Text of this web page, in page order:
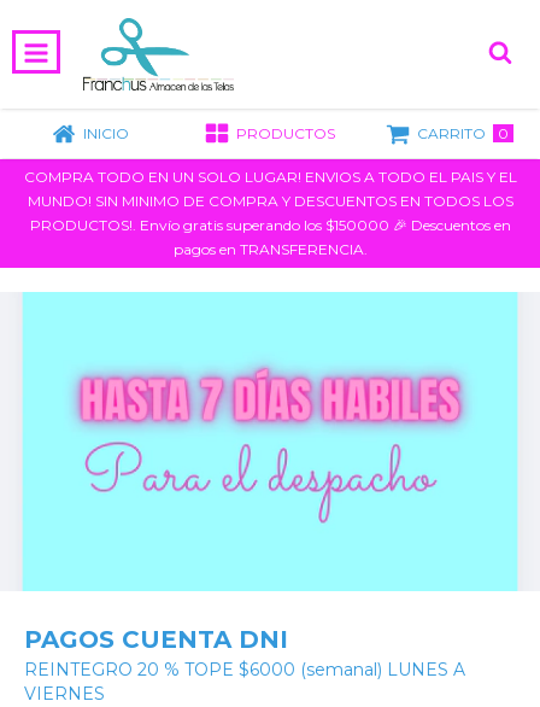
INICIO PRODUCTOS CARRITO 0
COMPRA TODO EN UN SOLO LUGAR! ENVIOS A TODO EL PAIS Y EL
MUNDO! SIN MINIMO DE COMPRA Y DESCUENTOS EN TODOS LOS
PRODUCTOS!. Envío gratis superando los $150000 🎉 Descuentos en
pagos en TRANSFERENCIA.
PAGOS CUENTA DNI
REINTEGRO 20 % TOPE $6000 (semanal) LUNES A
VIERNES